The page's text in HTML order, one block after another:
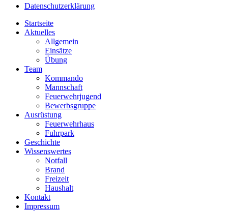
Datenschutzerklärung
Startseite
Aktuelles
Allgemein
Einsätze
Übung
Team
Kommando
Mannschaft
Feuerwehrjugend
Bewerbsgruppe
Ausrüstung
Feuerwehrhaus
Fuhrpark
Geschichte
Wissenswertes
Notfall
Brand
Freizeit
Haushalt
Kontakt
Impressum